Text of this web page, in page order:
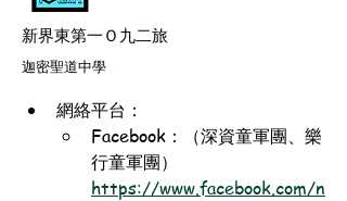
新界東第一Ｏ九二旅
迦密聖道中學
網絡平台：
Facebook：（深資童軍團、樂
行童軍團）
https://www.facebook.com/n